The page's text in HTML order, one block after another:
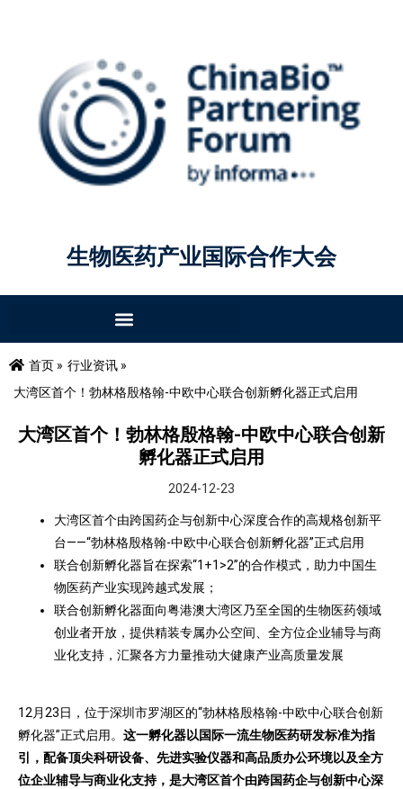
生物医药产业国际合作大会
首页 » 行业资讯 »
大湾区首个！勃林格殷格翰-中欧中心联合创新孵化器正式启用
大湾区首个！勃林格殷格翰-中欧中心联合创新
孵化器正式启用
2024-12-23
大湾区首个由跨国药企与创新中心深度合作的高规格创新平
台——“勃林格殷格翰-中欧中心联合创新孵化器”正式启用
联合创新孵化器旨在探索“1+1>2”的合作模式，助力中国生
物医药产业实现跨越式发展；
联合创新孵化器面向粤港澳大湾区乃至全国的生物医药领域
创业者开放，提供精装专属办公空间、全方位企业辅导与商
业化支持，汇聚各方力量推动大健康产业高质量发展
12月23日，位于深圳市罗湖区的“勃林格殷格翰-中欧中心联合创新
孵化器”正式启用。 这一孵化器以国际一流生物医药研发标准为指
引，配备顶尖科研设备、先进实验仪器和高品质办公环境以及全方
位企业辅导与商业化支持，是大湾区首个由跨国药企与创新中心深